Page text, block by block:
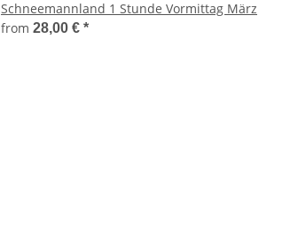
Schneemannland 1 Stunde Vormittag März
from 28,00 € *